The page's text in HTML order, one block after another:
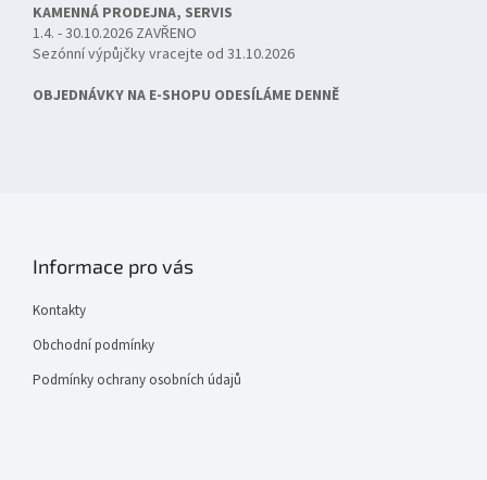
KAMENNÁ PRODEJNA, SERVIS
1.4. - 30.10.2026 ZAVŘENO
Sezónní výpůjčky vracejte od 31.10.2026
OBJEDNÁVKY NA E-SHOPU ODESÍLÁME DENNĚ
Informace pro vás
Kontakty
Obchodní podmínky
Podmínky ochrany osobních údajů